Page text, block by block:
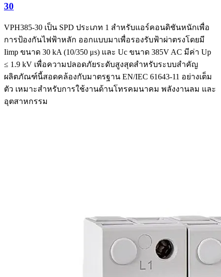
30
VPH385-30 เป็น SPD ประเภท 1 สำหรับแอร์คอนดิชันหนักเพื่อ
การป้องกันไฟฟ้าหลัก ออกแบบมาเพื่อรองรับฟ้าผ่าตรงโดยมี
Iimp ขนาด 30 kA (10/350 μs) และ Uc ขนาด 385V AC มีค่า Up
≤ 1.9 kV เพื่อความปลอดภัยระดับสูงสุดสำหรับระบบสำคัญ
ผลิตภัณฑ์นี้สอดคล้องกับมาตรฐาน EN/IEC 61643-11 อย่างเต็ม
ตัว เหมาะสำหรับการใช้งานด้านโทรคมนาคม พลังงานลม และ
อุตสาหกรรม